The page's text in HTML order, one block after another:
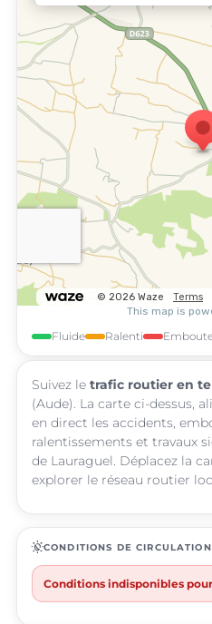
Fluide Ralenti
Suivez le trafic routier en
(Aude). La carte ci-dessus,
en direct les accidents,
ralentissements et travaux
de Lauraguel. Déplacez la
explorer le réseau routier
routineCONDITIONS DE CIRCULATION
Conditions indisponibles